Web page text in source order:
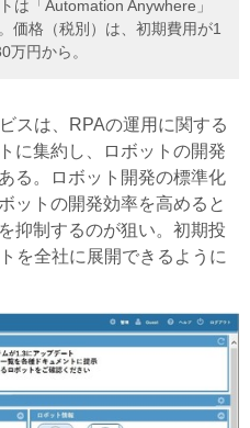
は「Automation Anywhere」
価格（税別）は、初期費用が1
円から。
スは、RPAの運用に関する
に集約し、ロボットの開発
る。ロボット開発の標準化
ットの開発効率を高めると
抑制するのが狙い。初期投
を全社に展開できるように